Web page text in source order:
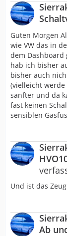
Guten Morgen
wie VW das in
dem Dashboard
hab ich bisher
bisher auch
(vielleicht werde
sanfter und da
fast keinen
sensiblen
Und ist das
Ab